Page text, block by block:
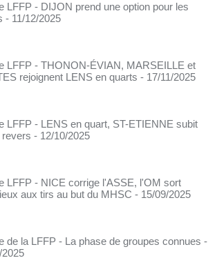
LFFP - DIJON prend une option pour les
- 11/12/2025
LFFP - THONON-ÉVIAN, MARSEILLE et
rejoignent LENS en quarts - 17/11/2025
LFFP - LENS en quart, ST-ETIENNE subit
revers - 12/10/2025
LFFP - NICE corrige l'ASSE, l'OM sort
aux tirs au but du MHSC - 15/09/2025
de la LFFP - La phase de groupes connues -
2025